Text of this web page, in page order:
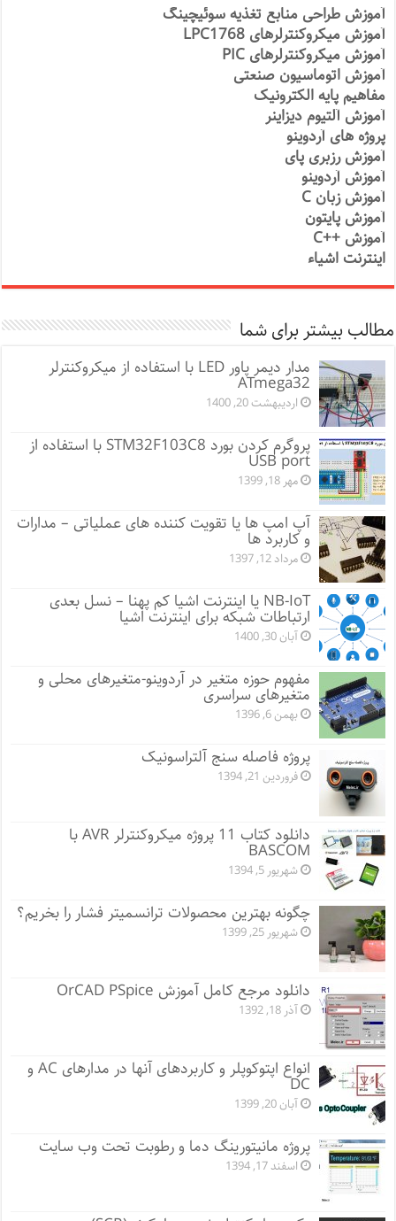
آموزش طراحی منابع تغذیه سوئیچینگ
آموزش میکروکنترلرهای LPC1768
آموزش میکروکنترلرهای PIC
آموزش اتوماسیون صنعتی
مفاهیم پایه الکترونیک
آموزش آلتیوم دیزاینر
پروژه های آردوینو
آموزش رزبری پای
آموزش آردوینو
آموزش زبان C
آموزش پایتون
آموزش ++C
اینترنت اشیاء
مطالب بیشتر برای شما
مدار دیمر پاور LED با استفاده از میکروکنترلر
ATmega32
اردیبهشت 20, 1400
پروگرم کردن بورد STM32F103C8 با استفاده از
USB port
مهر 18, 1399
آپ امپ ها یا تقویت کننده های عملیاتی – مدارات
و کاربرد ها
مرداد 12, 1397
NB-IoT یا اینترنت اشیا کم پهنا – نسل بعدی
ارتباطات شبکه برای اینترنت اشیا
آبان 30, 1400
مفهوم حوزه متغیر در آردوینو-متغیرهای محلی و
متغیرهای سراسری
بهمن 6, 1396
پروژه فاصله سنج آلتراسونیک
فروردین 21, 1394
دانلود کتاب 11 پروژه میکروکنترلر AVR با
BASCOM
شهریور 5, 1394
چگونه بهترین محصولات ترانسمیتر فشار را بخریم؟
شهریور 25, 1399
دانلود مرجع کامل آموزش OrCAD PSpice
آذر 18, 1392
انواع اپتوکوپلر و کاربردهای آنها در مدارهای AC و
DC
آبان 20, 1399
پروژه مانيتورينگ دما و رطوبت تحت وب سایت
اسفند 17, 1394